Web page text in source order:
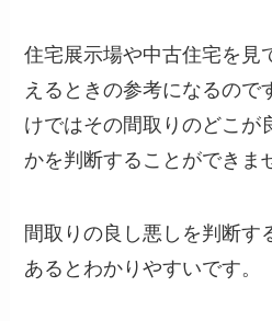
住宅展示場や中古住宅を見
えるときの参考になるので
けではその間取りのどこが
かを判断することができま
間取りの良し悪しを判断す
あるとわかりやすいです。